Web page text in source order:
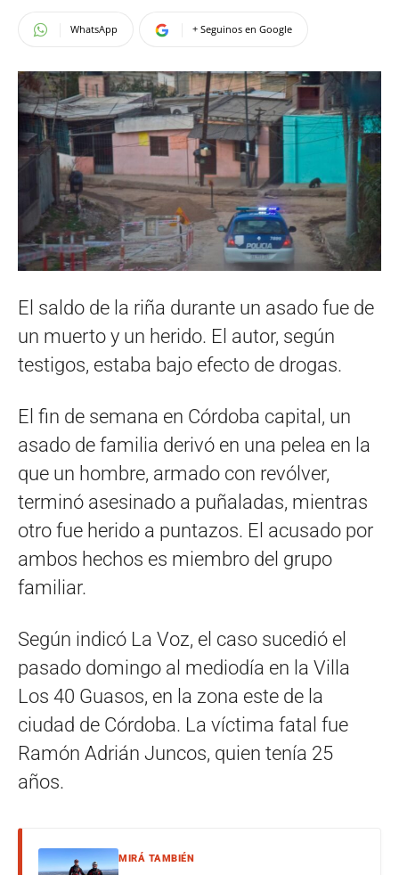
WhatsApp + Seguinos en Google
El saldo de la riña durante un asado fue de
un muerto y un herido. El autor, según
testigos, estaba bajo efecto de drogas.
El fin de semana en Córdoba capital, un
asado de familia derivó en una pelea en la
que un hombre, armado con revólver,
terminó asesinado a puñaladas, mientras
otro fue herido a puntazos. El acusado por
ambos hechos es miembro del grupo
familiar.
Según indicó La Voz, el caso sucedió el
pasado domingo al mediodía en la Villa
Los 40 Guasos, en la zona este de la
ciudad de Córdoba. La víctima fatal fue
Ramón Adrián Juncos, quien tenía 25
años.
MIRÁ TAMBIÉN